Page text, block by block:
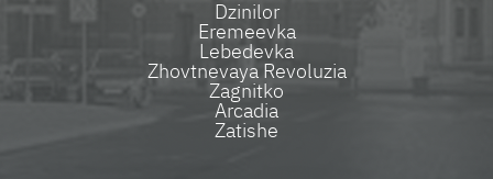
Dzinilor
Eremeevka
Lebedevka
Zhovtnevaya Revoluzia
Zagnitko
Arcadia
Zatishe